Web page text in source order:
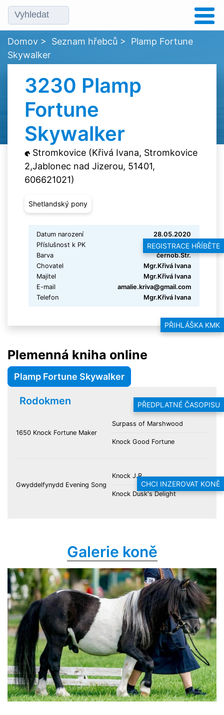
REGISTRACE HŘÍBĚTE
PŘIHLÁŠKA KMK
PŘEDPLATNÉ ČASOPISU
CHCI INZEROVAT KONĚ
Domov > Seznam hřebců > Plamp Fortune
Skywalker
3230 Plamp
Fortune
Skywalker
Stromkovice (Křivá Ivana, Stromkovice
2,Jablonec nad Jizerou, 51401,
606621021)
Shetlandský pony
Datum narození
28.05.2020
Příslušnost k PK
shetland pony
Barva
černob.Str.
Chovatel
Mgr.Křivá Ivana
Majitel
Mgr.Křivá Ivana
E-mail
amalie.kriva@gmail.com
Telefon
Mgr.Křivá Ivana
Plemenná kniha online
Plamp Fortune Skywalker
Rodokmen
1650 Knock Fortune Maker
Surpass of Marshwood
Knock Good Fortune
Gwyddelfynydd Evening Song
Knock J.R.
Knock Dusk's Delight
Galerie koně